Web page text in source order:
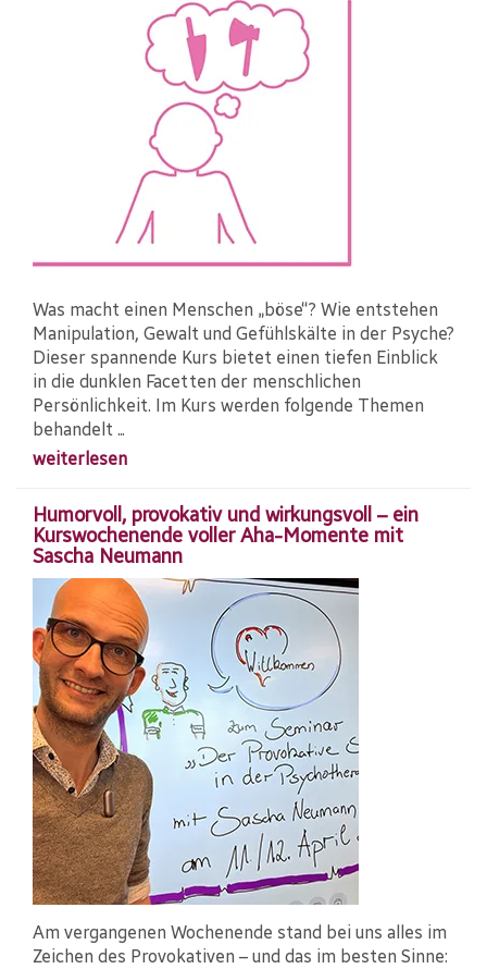
Was macht einen Menschen „böse“? Wie entstehen
Manipulation, Gewalt und Gefühlskälte in der Psyche?
Dieser spannende Kurs bietet einen tiefen Einblick
in die dunklen Facetten der menschlichen
Persönlichkeit. Im Kurs werden folgende Themen
behandelt ...
weiterlesen
Humorvoll, provokativ und wirkungsvoll – ein
Kurswochenende voller Aha-Momente mit
Sascha Neumann
Am vergangenen Wochenende stand bei uns alles im
Zeichen des Provokativen – und das im besten Sinne: